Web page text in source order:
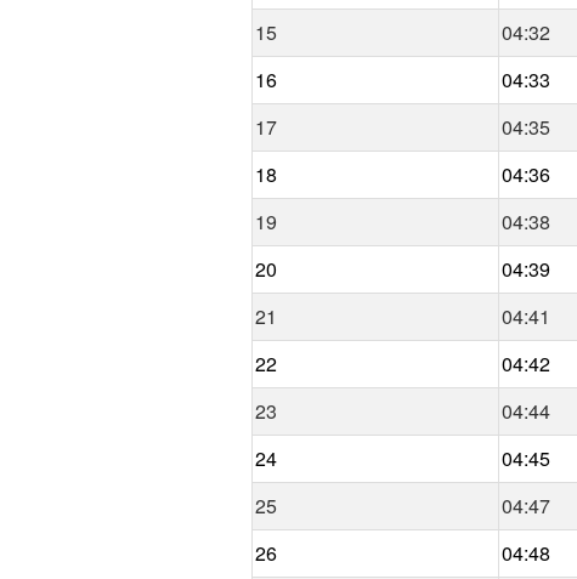
15
04:32
16
04:33
17
04:35
18
04:36
19
04:38
20
04:39
21
04:41
22
04:42
23
04:44
24
04:45
25
04:47
26
04:48